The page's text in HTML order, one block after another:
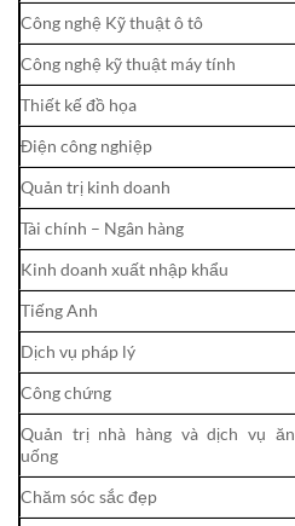
Công nghệ Kỹ thuật ô tô
Công nghệ kỹ thuật máy tính
Thiết kế đồ họa
Điện công nghiệp
Quản trị kinh doanh
Tài chính – Ngân hàng
Kinh doanh xuất nhập khẩu
Tiếng Anh
Dịch vụ pháp lý
Công chứng
Quản trị nhà hàng và dịch vụ ăn
uống
Chăm sóc sắc đẹp